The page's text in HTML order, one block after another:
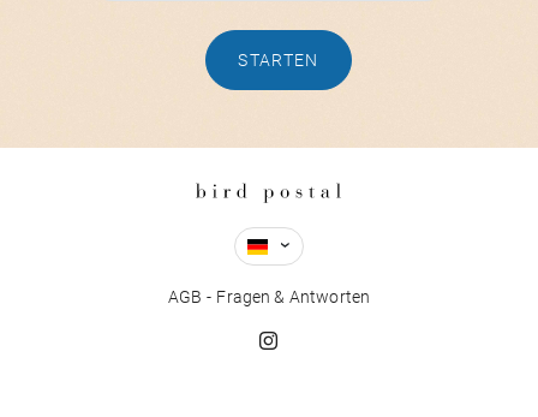
STARTEN
AGB Fragen & Antworten